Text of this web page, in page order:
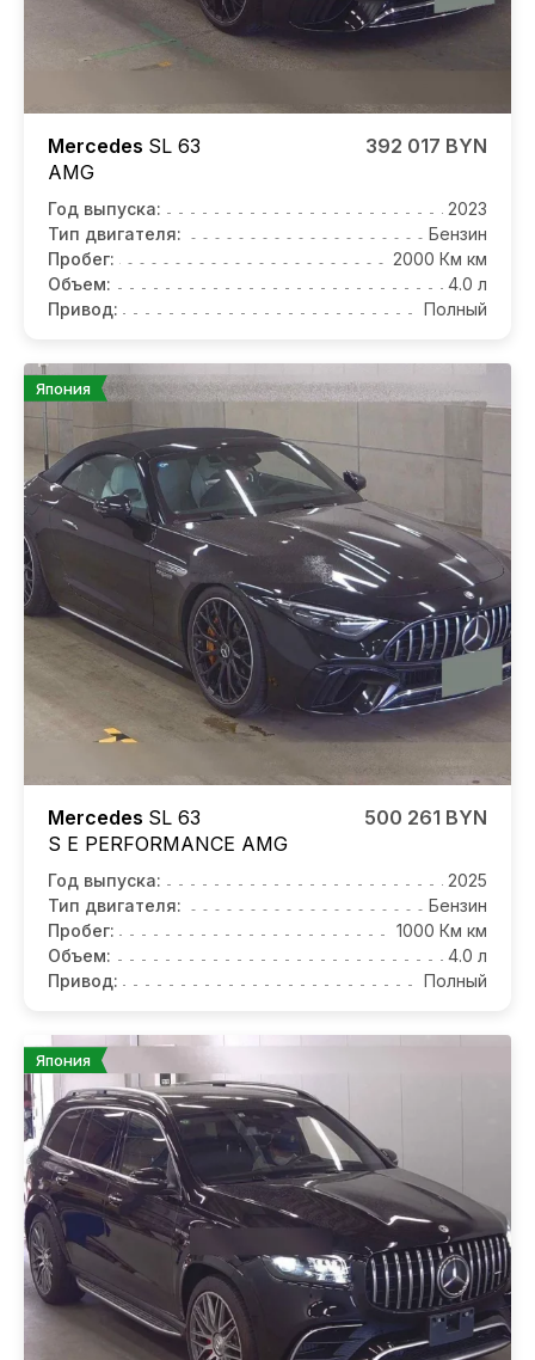
Mercedes SL 63
AMG
392 017 BYN
Год выпуска:
2023
Тип двигателя:
Бензин
Пробег:
2000 Км км
Объем:
4.0 л
Привод:
Полный
Япония
Mercedes SL 63
S E PERFORMANCE AMG
500 261 BYN
Год выпуска:
2025
Тип двигателя:
Бензин
Пробег:
1000 Км км
Объем:
4.0 л
Привод:
Полный
Япония